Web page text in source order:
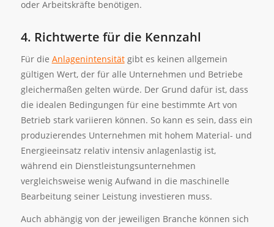
oder Arbeitskräfte benötigen.
4. Richtwerte für die Kennzahl
Für die Anlagenintensitätgibt es keinen allgemein
gültigen Wert, der für alle Unternehmen und Betriebe
gleichermaßen gelten würde. Der Grund dafür ist, dass
die idealen Bedingungen für eine bestimmte Art von
Betrieb stark variieren können. So kann es sein, dass ein
produzierendes Unternehmen mit hohem Material- und
Energieeinsatz relativ intensiv anlagenlastig ist,
während ein Dienstleistungsunternehmen
vergleichsweise wenig Aufwand in die maschinelle
Bearbeitung seiner Leistung investieren muss.
Auch abhängig von der jeweiligen Branche können sich